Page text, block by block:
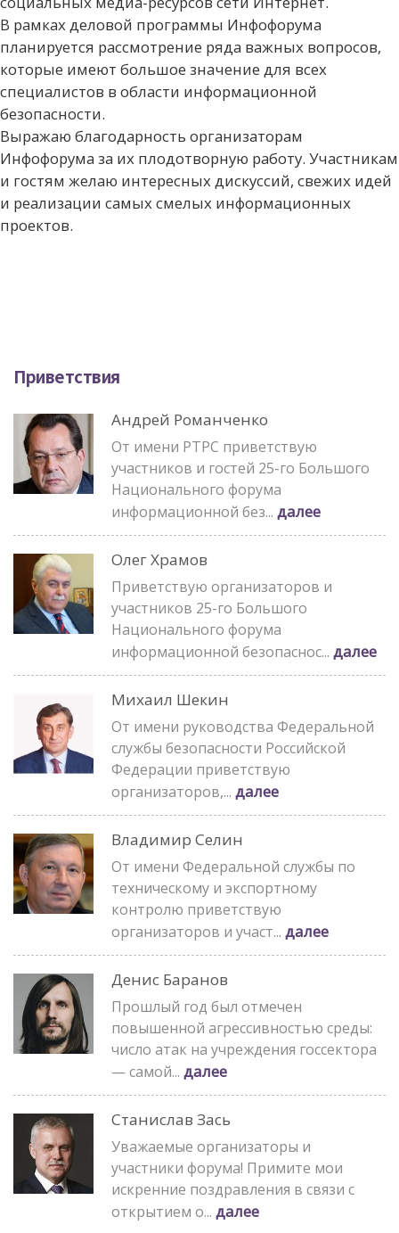
В рамках деловой программы Инфофорума
планируется рассмотрение ряда важных вопросов,
которые имеют большое значение для всех
специалистов в области информационной
безопасности.
Выражаю благодарность организаторам
Инфофорума за их плодотворную работу. Участникам
и гостям желаю интересных дискуссий, свежих идей
и реализации самых смелых информационных
проектов.
Приветствия
Андрей Романченко
От имени РТРС приветствую
участников и гостей 25-го Большого
Национального форума
информационной без... далее
Олег Храмов
Приветствую организаторов и
участников 25-го Большого
Национального форума
информационной безопаснос... далее
Михаил Шекин
От имени руководства Федеральной
службы безопасности Российской
Федерации приветствую
организаторов,... далее
Владимир Селин
От имени Федеральной службы по
техническому и экспортному
контролю приветствую
организаторов и участ... далее
Денис Баранов
Прошлый год был отмечен
повышенной агрессивностью среды:
число атак на учреждения госсектора
— самой... далее
Станислав Зась
Уважаемые организаторы и
участники форума! Примите мои
искренние поздравления в связи с
открытием о... далее